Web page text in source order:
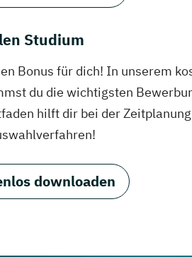
Studium
Bonus für dich! In unserem
du die wichtigsten
hilft dir bei der
downloaden